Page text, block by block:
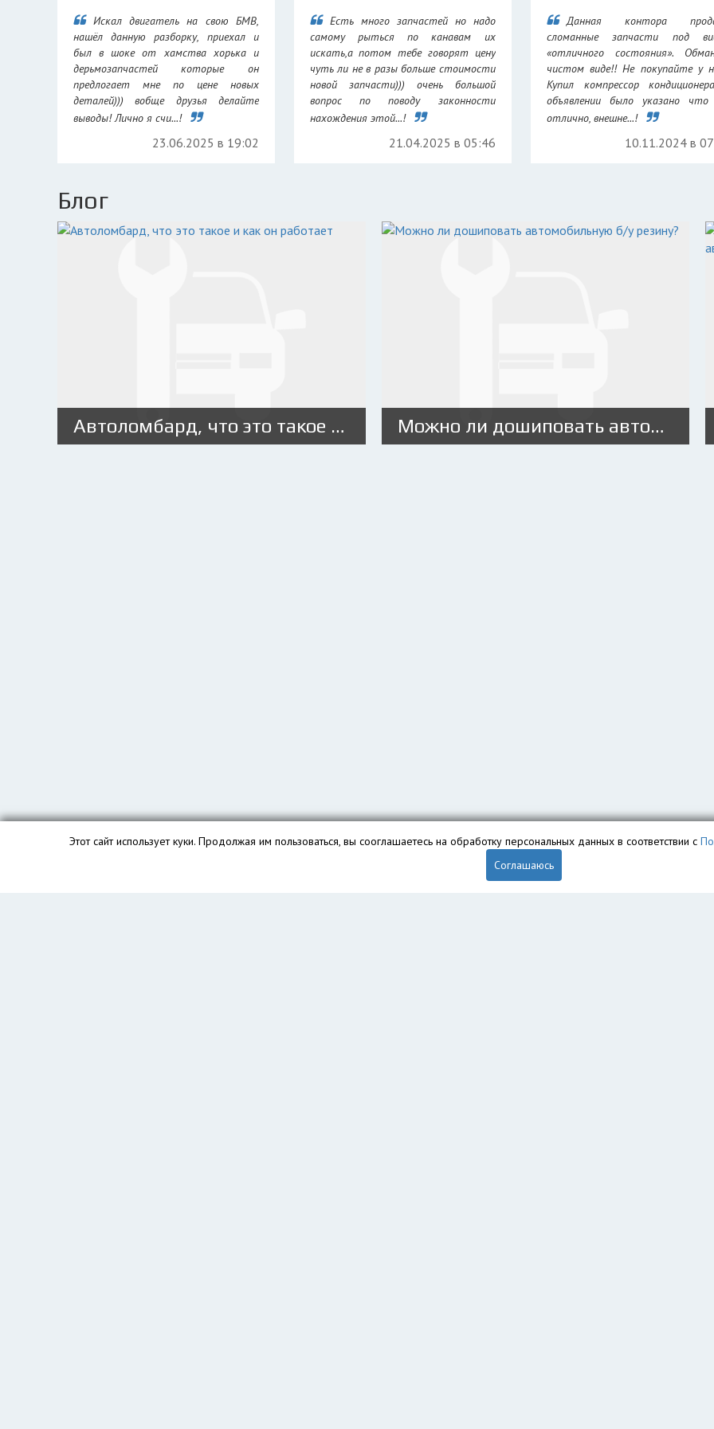
Искал двигатель на свою БМВ,
нашёл данную разборку, приехал и
был в шоке от хамства хорька и
дерьмозапчастей которые он
предлогает мне по цене новых
деталей))) вобще друзья делайте
выводы! Лично я счи...!
23.06.2025 в 19:02
Есть много запчастей но надо
самому рыться по канавам их
искать,а потом тебе говорят цену
чуть ли не в разы больше стоимости
новой запчасти))) очень большой
вопрос по поводу законности
нахождения этой...!
21.04.2025 в 05:46
Данная контора
сломанные запчасти под
«отличного состояния».
чистом виде!! Не покупайте у
Купил компрессор
объявлении было указано что
отлично, внешне...!
10.11.2024 в
Блог
Автоломбард, что это такое и как он работает Можно ли дошиповать автомобильную б/у резину?
Этот сайт использует куки. Продолжая им пользоваться, вы сооглашаетесь на обработку персональных данных в соответствии с
Соглашаюсь